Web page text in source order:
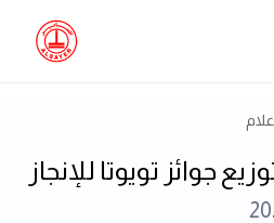
جوائز تويوتا للإنجاز